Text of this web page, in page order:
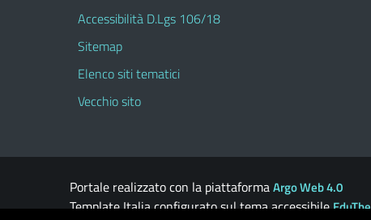
Accessibilità D.Lgs 106/18
Sitemap
Elenco siti tematici
Vecchio sito
Portale realizzato con la piattaformaArgo Web 4.0
Template Italia configurato sul tema accessibile